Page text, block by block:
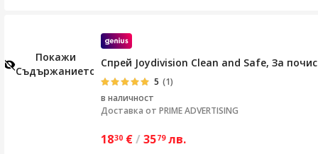
Покажи
Съдържанието
Спрей Joydivision Clean and Safe, За
5 (1)
в наличност
Доставка от PRIME ADVERTISING
1830 €/ 3579 лв.